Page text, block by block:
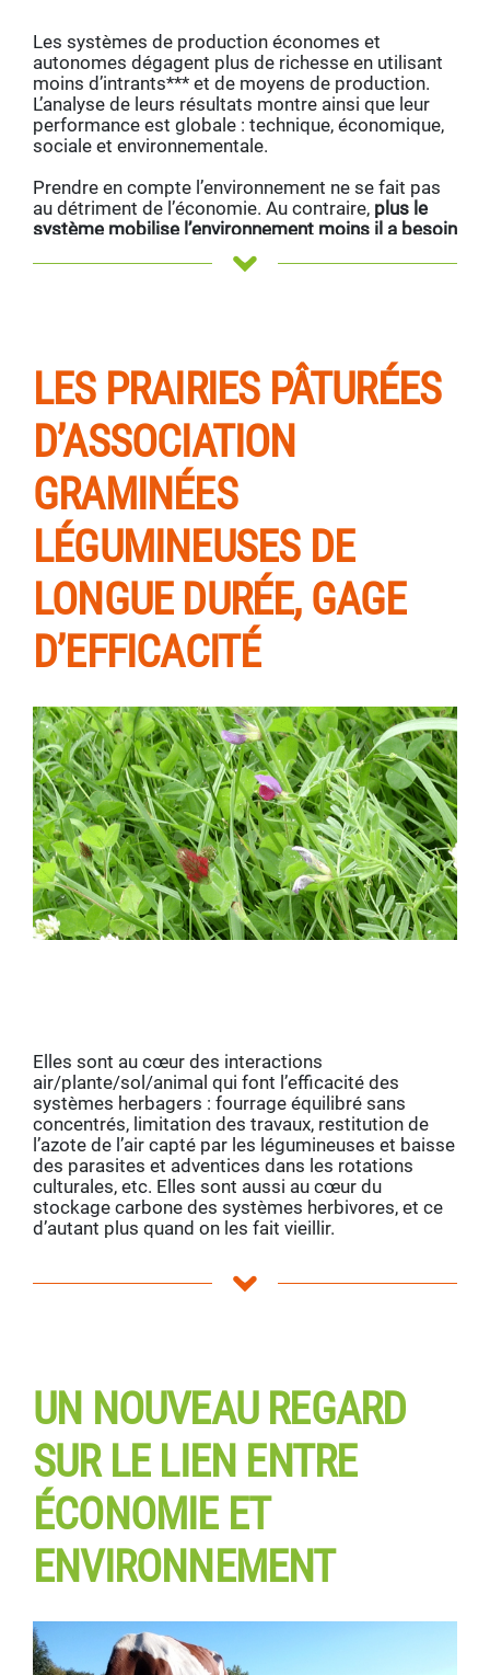
Les systèmes de production économes et
autonomes dégagent plus de richesse en utilisant
moins d’intrants*** et de moyens de production.
L’analyse de leurs résultats montre ainsi que leur
performance est globale : technique, économique,
sociale et environnementale.
Prendre en compte l’environnement ne se fait pas
au détriment de l’économie. Au contraire, plus le
système mobilise l’environnement moins il a besoin
d’intrants, plus il est efficace économiquement.
alimentaire en moins aux 1000 L, et par hectare : 80
% d’économie d’engrais, 75 % d’économie de
phytos et 167 € de coût de mécanisation en moins.
LES PRAIRIES PÂTURÉES
D’ASSOCIATION
GRAMINÉES
LÉGUMINEUSES DE
LONGUE DURÉE, GAGE
D’EFFICACITÉ
Elles sont au cœur des interactions
air/plante/sol/animal qui font l’efficacité des
systèmes herbagers : fourrage équilibré sans
concentrés, limitation des travaux, restitution de
l’azote de l’air capté par les légumineuses et baisse
des parasites et adventices dans les rotations
culturales, etc. Elles sont aussi au cœur du
stockage carbone des systèmes herbivores, et ce
d’autant plus quand on les fait vieillir.
Face à l’agrandissement et à la hausse des
chargements permise par l’importation d’aliments
prairies et les faire vieillir.
UN NOUVEAU REGARD
SUR LE LIEN ENTRE
ÉCONOMIE ET
ENVIRONNEMENT